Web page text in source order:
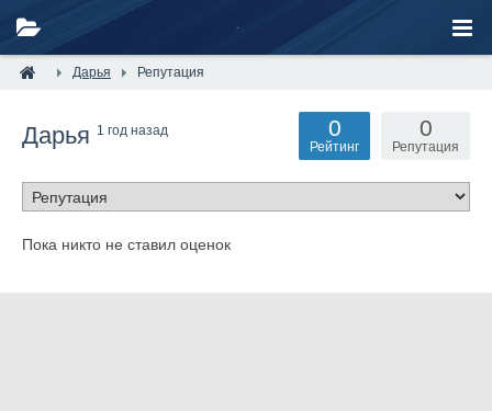
Дарья Репутация
Дарья 1 год назад 0
Репутация
0
Рейтинг
Пока никто не ставил оценок